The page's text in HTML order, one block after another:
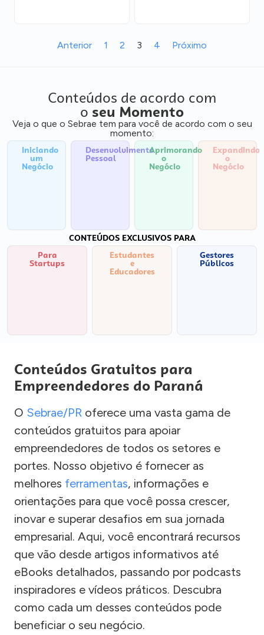
Anterior 1 2 3 4 Próximo
Conteúdos de acordo com
o seu Momento
Veja o que o Sebrae tem para você de acordo com o seu
momento:
Iniciando
um
Negócio
Desenvolvimento
Pessoal
Aprimorando
o
Negócio
Expandindo
o
Negócio
CONTEÚDOS EXCLUSIVOS PARA
Para
Startups
Estudantes
e
Educadores
Gestores
Públicos
Conteúdos Gratuitos para
Empreendedores do Paraná
O Sebrae/PR oferece uma vasta gama de
conteúdos gratuitos para apoiar
empreendedores de todos os setores e
portes. Nosso objetivo é fornecer as
melhores ferramentas, informações e
orientações para que você possa crescer,
inovar e superar desafios em sua jornada
empresarial. Aqui, você encontrará recursos
que vão desde artigos informativos até
eBooks detalhados, passando por podcasts
inspiradores e vídeos práticos. Descubra
como cada um desses conteúdos pode
beneficiar o seu negócio.